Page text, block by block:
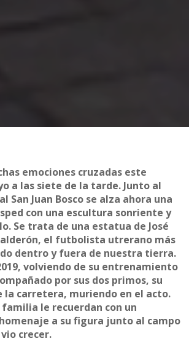
emociones cruzadas este
a las siete de la tarde. Junto al
San Juan Bosco se alza ahora una
con una escultura sonriente y
Se trata de una estatua de José
el futbolista utrerano más
dentro y fuera de nuestra tierra.
volviendo de su entrenamiento
por sus dos primos, su
la carretera, muriendo en el acto.
le recuerdan con un
a su figura junto al campo
crecer.